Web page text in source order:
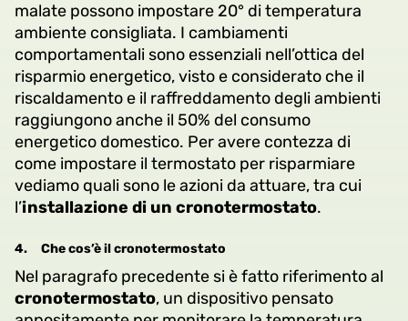
malate possono impostare 20° di temperatura
ambiente consigliata. I cambiamenti
comportamentali sono essenziali nell’ottica del
risparmio energetico, visto e considerato che il
riscaldamento e il raffreddamento degli ambienti
raggiungono anche il 50% del consumo
energetico domestico. Per avere contezza di
come impostare il termostato per risparmiare
vediamo quali sono le azioni da attuare, tra cui
l’installazione di un cronotermostato.
4. Che cos’è il cronotermostato
Nel paragrafo precedente si è fatto riferimento al
cronotermostato, un dispositivo pensato